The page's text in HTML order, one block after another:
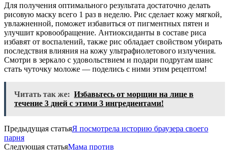
Для получения оптимального результата достаточно делать
рисовую маску всего 1 раз в неделю. Рис сделает кожу мягкой,
увлажненной, поможет избавиться от пигментных пятен и
улучшит кровообращение. Антиоксиданты в составе риса
избавят от воспалений, также рис обладает свойством убирать
последствия влияния на кожу ультрафиолетового излучения.
Смотри в зеркало с удовольствием и подари подругам шанс
стать чуточку моложе — поделись с ними этим рецептом!
Читать так же: Избавьтесь от морщин на лице в
течение 3 дней с этими 3 ингредиентами!
Предыдущая статьяЯ посмотрела историю браузера своего
парня
Следующая статьяМама против